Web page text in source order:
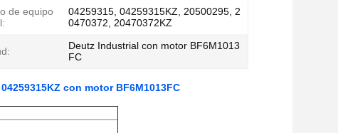
de equipo
04259315, 04259315KZ, 20500295, 2
0470372, 20470372KZ
Deutz Industrial con motor BF6M1013
FC
con motor BF6M1013FC